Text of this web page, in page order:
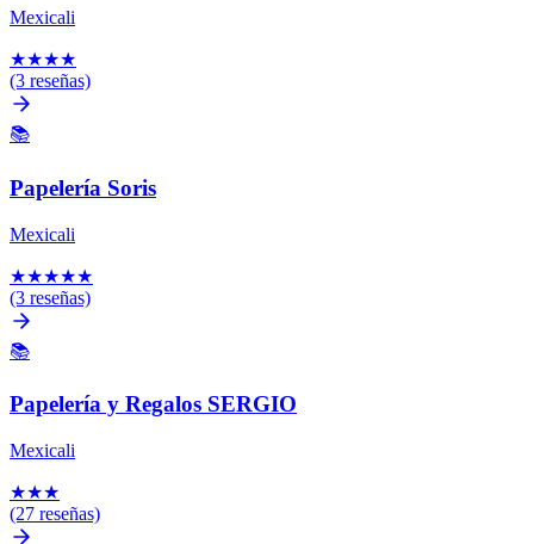
Mexicali
★★★★
(3 reseñas)
📚
Papelería Soris
Mexicali
★★★★★
(3 reseñas)
📚
Papelería y Regalos SERGIO
Mexicali
★★★
(27 reseñas)